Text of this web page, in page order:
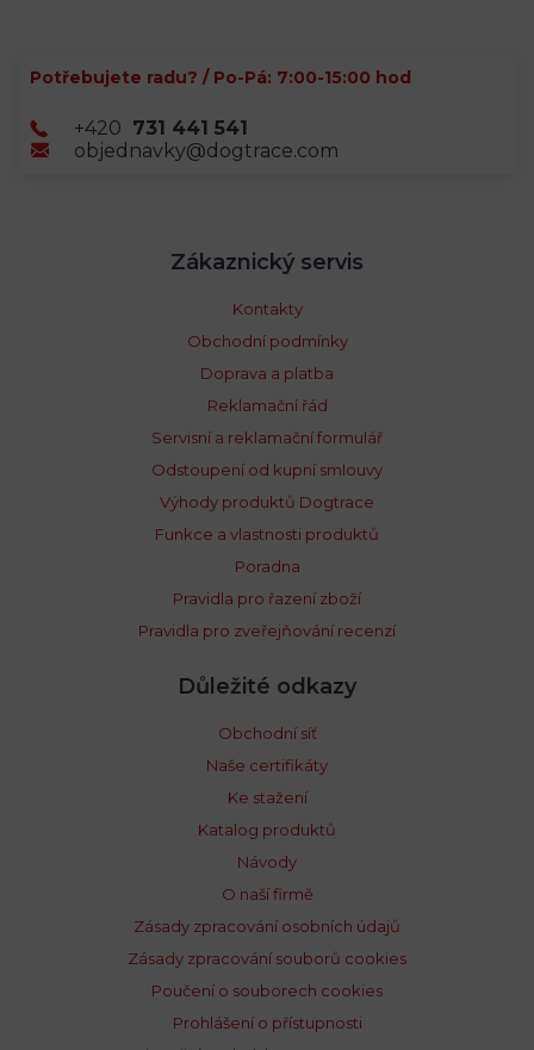
Potřebujete radu? / Po-Pá: 7:00-15:00 hod
+420 731 441 541
objednavky@dogtrace.com
Zákaznický servis
Kontakty
Obchodní podmínky
Doprava a platba
Reklamační řád
Servisní a reklamační formulář
Odstoupení od kupní smlouvy
Výhody produktů Dogtrace
Funkce a vlastnosti produktů
Poradna
Pravidla pro řazení zboží
Pravidla pro zveřejňování recenzí
Důležité odkazy
Obchodní síť
Naše certifikáty
Ke stažení
Katalog produktů
Návody
O naší firmě
Zásady zpracování osobních údajů
Zásady zpracování souborů cookies
Poučení o souborech cookies
Prohlášení o přístupnosti